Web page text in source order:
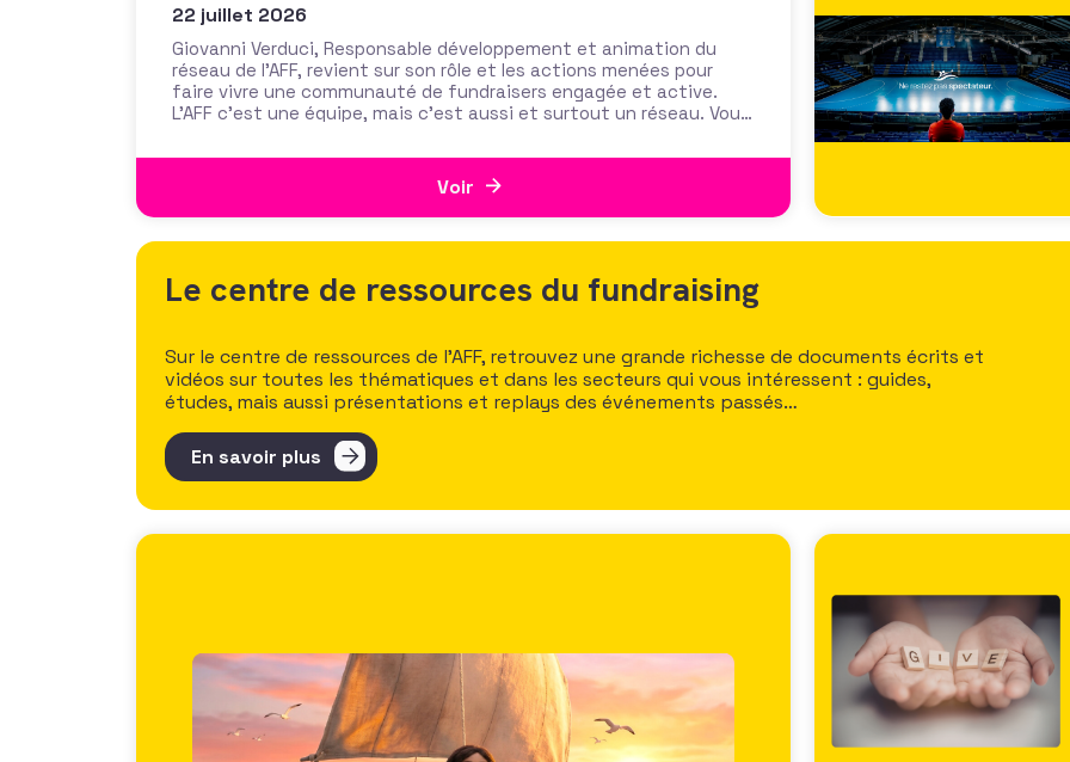
22 juillet 2026
Giovanni Verduci, Responsable développement et animation du
réseau de l’AFF, revient sur son rôle et les actions menées pour
faire vivre une communauté de fundraisers engagée et active.
L’AFF c’est une équipe, mais c’est aussi et surtout un réseau. Vous,
Voir
Le centre de ressources du fundraising
Sur le centre de ressources de l’AFF, retrouvez une grande richesse de documents écrits et
vidéos sur toutes les thématiques et dans les secteurs qui vous intéressent : guides,
études, mais aussi présentations et replays des événements passés…
En savoir plus